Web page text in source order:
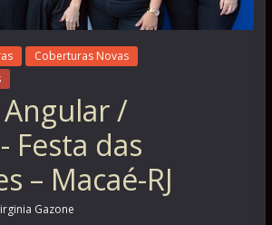
Coberturas Novas
/
Festa das
– Macaé-RJ
Gazone